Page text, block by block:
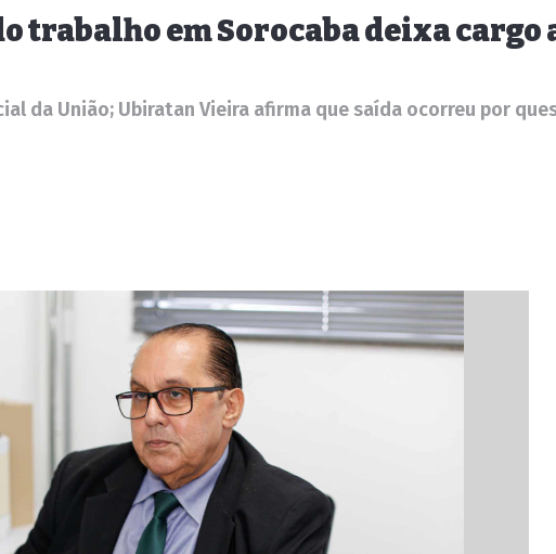
trabalho em Sorocaba deixa cargo
da União; Ubiratan Vieira afirma que saída ocorreu por